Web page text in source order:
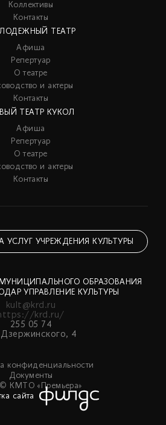
Коллективы
Контакты
ТЕАТР
Афиша
Репертуар
О театре
и актеры
Контакты
ТЕАТР КУКОЛ
Афиша
Репертуар
О театре
и актеры
Контакты
УСЛУГ УЧРЕЖДЕНИЯ КУЛЬТУРЫ
ОБРАЗОВАНИЯ
УПРАВЛЕНИЕ КУЛЬТУРЫ
kult@krd.ru
krd.ru/
255 05 74
4
конфиденциальности
Документы
© КМТО «Премьера»
сайта